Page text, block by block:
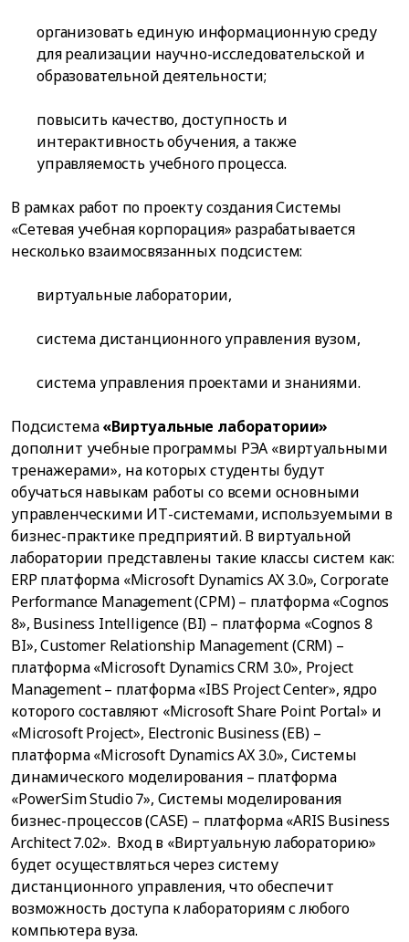
организовать единую информационную среду
для реализации научно-исследовательской и
образовательной деятельности;
повысить качество, доступность и
интерактивность обучения, а также
управляемость учебного процесса.
В рамках работ по проекту создания Системы
«Сетевая учебная корпорация» разрабатывается
несколько взаимосвязанных подсистем:
виртуальные лаборатории,
система дистанционного управления вузом,
система управления проектами и знаниями.
Подсистема«Виртуальные лаборатории»
дополнит учебные программы РЭА «виртуальными
тренажерами», на которых студенты будут
обучаться навыкам работы со всеми основными
управленческими ИТ-системами, используемыми в
бизнес-практике предприятий. В виртуальной
лаборатории представлены такие классы систем как:
ERP платформа «Microsoft Dynamics AX 3.0», Corporate
Performance Management (CPM) – платформа «Cognos
8», Business Intelligence (BI) – платформа «Cognos 8
BI», Customer Relationship Management (CRM) –
платформа «Microsoft Dynamics CRM 3.0», Project
Management – платформа «IBS Project Center», ядро
которого составляют «Microsoft Share Point Portal» и
«Microsoft Project», Electronic Business (EB) –
платформа «Microsoft Dynamics AX 3.0», Системы
динамического моделирования – платформа
«PowerSim Studio 7», Системы моделирования
бизнес-процессов (CASE) – платформа «ARIS Business
Architect 7.02». Вход в «Виртуальную лабораторию»
будет осуществляться через систему
дистанционного управления, что обеспечит
возможность доступа к лабораториям с любого
компьютера вуза.